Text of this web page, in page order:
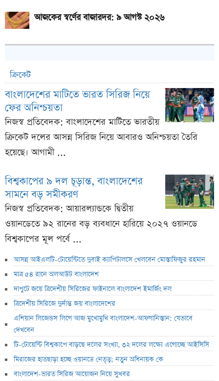
আজকের স্বর্ণের বাজারদর: ৯ আগস্ট ২০২৬
ক্রিকেট
বাংলাদেশের মাটিতে ভারত সিরিজ নিয়ে
ফের অনিশ্চয়তা
নিজস্ব প্রতিবেদক: বাংলাদেশের মাটিতে ভারতীয়
ক্রিকেট দলের আসন্ন সিরিজ নিয়ে আবারও অনিশ্চয়তা তৈরি
হয়েছে। আগামী ...
বিশ্বকাপের ৯ দল চূড়ান্ত, বাংলাদেশের
সামনে বড় সমীকরণ
নিজস্ব প্রতিবেদক: আয়ারল্যান্ডকে দ্বিতীয়
ওয়ানডেতে ৯২ রানের বড় ব্যবধানে হারিয়ে ২০২৭ ওয়ানডে
বিশ্বকাপের মূল পর্বে ...
আসন্ন আইএলটি-টোয়েন্টিতে দুবাই ক্যাপিটালসে খেলবেন মোস্তাফিজুর রহমান
মাত্র ৫৪ রানে অলআউট বাংলাদেশ
দাপুটে জয়ে ত্রিদেশীয় সিরিজের ফাইনালে বাংলাদেশ ইমার্জিং দল
ত্রিদেশীয় সিরিজে দুর্দান্ত জয় বাংলাদেশের
এশিয়ান লিজেন্ডস লিগে আজ মুখোমুখি বাংলাদেশ-আফগানিস্তান: যেভাবে
দেখবেন
টি-টোয়েন্টি বিশ্বকাপে বাড়ছে দলের সংখ্যা, ৩২ দলের লক্ষ্যে এগোচ্ছে আইসিসি
মিরাজের হাতছাড়া হচ্ছে ওয়ানডে নেতৃত্ব; নতুন অধিনায়ক কে
বাংলাদেশ-ভারত সিরিজ আয়োজন নিয়ে সুখবর